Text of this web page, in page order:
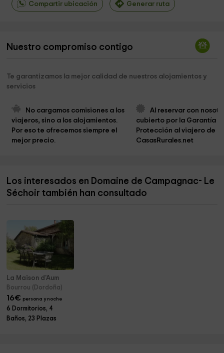
Compartir ubicación Generar ruta
Nuestro compromiso contigo
Te garantizamos la mejor calidad de nuestros alojamientos y
servicios
No cargamos comisiones a los
viajeros, sino a los alojamientos.
Por eso te ofrecemos siempre el
mejor precio.
Al reservar con
cubierto por la Garantía
Protección al viajero de
CasasRurales.net
Los interesados en Domaine de Campagnac- Le
Séchoir también han consultado
La Maison d'Aum
Bourrou (Dordoña)
16€ persona y noche
6 Dormitorios, 4
Baños, 23 Plazas